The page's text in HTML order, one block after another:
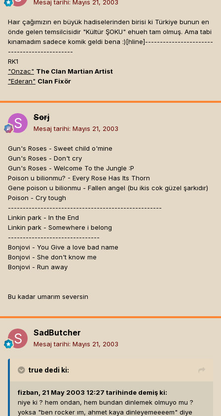
Mesaj tarihi: Mayıs 21, 2003
Haır çağımızın en büyük hadiselerinden birisi ki Türkiye bunun en
önde gelen temsilcisidir "Kültür ŞOKU" ehueh tam olmuş. Ama tabi
kınamadım sadece komik geldi bena :)[hline]-----------------------
----------------------
RK1
"Onzac" The Clan Martian Artist
"Ederan" Clan Fixör
Sorj
Mesaj tarihi: Mayıs 21, 2003
Gun's Roses - Sweet child o'mine
Gun's Roses - Don't cry
Gun's Roses - Welcome To the Jungle :P
Poison u bilionmu? - Every Rose Has Its Thorn
Gene poison u bilionmu - Fallen angel (bu ikis cok güzel şarkıdır)
Poison - Cry tough
----------------------------------------------------
Linkin park - In the End
Linkin park - Somewhere i belong
-------------------------------
Bonjovi - You Give a love bad name
Bonjovi - She don't know me
Bonjovi - Run away
Bu kadar umarım seversin
SadButcher
Mesaj tarihi: Mayıs 21, 2003
true dedi ki:
fizban, 21 May 2003 12:27 tarihinde demiş ki:
niye ki ? hem ondan, hem bundan dinlemek olmuyo mu ?
yoksa "ben rocker ım, ahmet kaya dinleyemeeeem" diye